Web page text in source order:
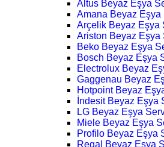
Altus Beyaz Eşya
Amana Beyaz Eşya
Arçelik Beyaz Eşya
Ariston Beyaz Eşya
Beko Beyaz Eşya
Bosch Beyaz Eşya
Electrolux Beyaz
Gaggenau Beyaz
Hotpoint Beyaz
İndesit Beyaz Eşya
LG Beyaz Eşya
Miele Beyaz Eşya
Profilo Beyaz Eşya
Regal Beyaz Eşya